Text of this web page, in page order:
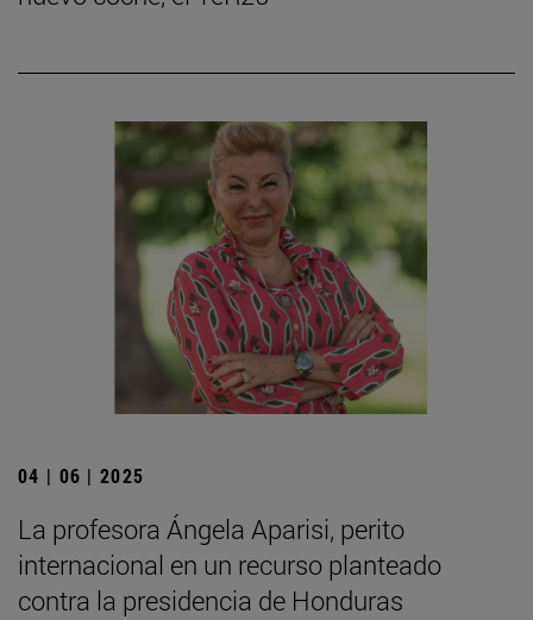
04 | 06 | 2025
La profesora Ángela Aparisi, perito
internacional en un recurso planteado
contra la presidencia de Honduras